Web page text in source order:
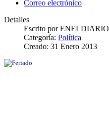
Correo electrónico
Detalles
Escrito porENELDIARIO
Categoría: Política
Creado: 31 Enero 2013